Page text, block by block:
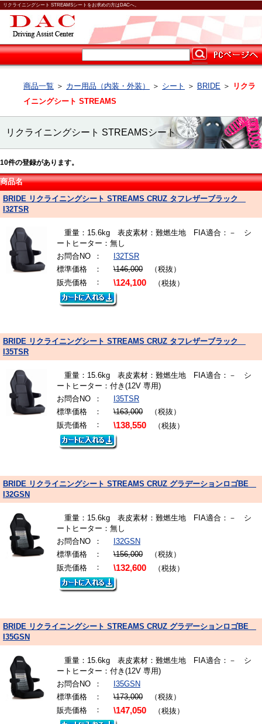
リクライニングシート STREAMSシートをお求めの方はDACへ。
商品一覧 ＞ カー用品（内装・外装） ＞ シート ＞ BRIDE ＞
リクラ
イニングシート STREAMS
リクライニングシート STREAMSシート
10件の登録があります。
商品名
BRIDE リクライニングシート STREAMS CRUZ タフレザーブラック
I32TSR
重量：15.6kg 表皮素材：難燃生地 FIA適合：－ シ
ートヒーター：無し
お問合NO
：
I32TSR
標準価格
： \146,000 （税抜）
販売価格
： \124,100 （税抜）
BRIDE リクライニングシート STREAMS CRUZ タフレザーブラック
I35TSR
重量：15.6kg 表皮素材：難燃生地 FIA適合：－ シ
ートヒーター：付き(12V 専用)
お問合NO
：
I35TSR
標準価格
： \163,000 （税抜）
販売価格
： \138,550 （税抜）
BRIDE リクライニングシート STREAMS CRUZ グラデーションロゴBE
I32GSN
重量：15.6kg 表皮素材：難燃生地 FIA適合：－ シ
ートヒーター：無し
お問合NO
：
I32GSN
標準価格
： \156,000 （税抜）
販売価格
： \132,600 （税抜）
BRIDE リクライニングシート STREAMS CRUZ グラデーションロゴBE
I35GSN
重量：15.6kg 表皮素材：難燃生地 FIA適合：－ シ
ートヒーター：付き(12V 専用)
お問合NO
：
I35GSN
標準価格
： \173,000 （税抜）
販売価格
： \147,050 （税抜）